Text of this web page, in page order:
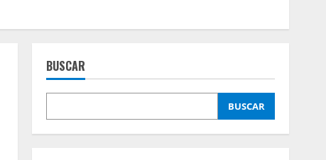
BUSCAR
BUSCAR